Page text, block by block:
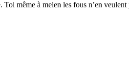
même à melen les fous n’en veulent